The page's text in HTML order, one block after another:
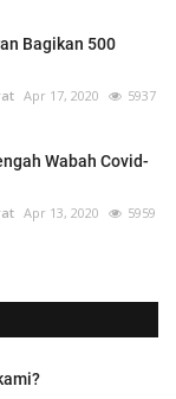
Bagikan 500
Apr 17, 2020 5937
Wabah Covid-
Apr 13, 2020 5959